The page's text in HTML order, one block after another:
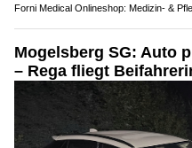
Forni Medical Onlineshop: Medizin- &
Mogelsberg SG: Auto
– Rega fliegt